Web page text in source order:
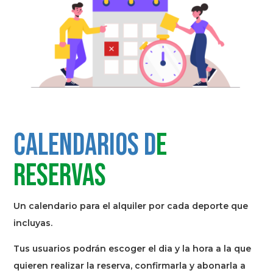
Calendarios de
reservas
Un calendario para el alquiler por cada deporte que
incluyas.
Tus usuarios podrán escoger el dia y la hora a la que
quieren realizar la reserva, confirmarla y abonarla a